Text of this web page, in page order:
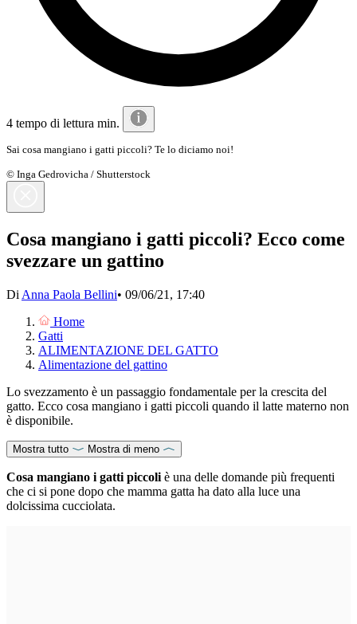
4 tempo di lettura min.
Sai cosa mangiano i gatti piccoli? Te lo diciamo noi!
© Inga Gedrovicha / Shutterstock
Cosa mangiano i gatti piccoli? Ecco come
svezzare un gattino
Di Anna Paola Bellini• 09/06/21, 17:40
Home
Gatti
ALIMENTAZIONE DEL GATTO
Alimentazione del gattino
Lo svezzamento è un passaggio fondamentale per la crescita del
gatto. Ecco cosa mangiano i gatti piccoli quando il latte materno non
è disponibile.
Mostra tutto Mostra di meno
Cosa mangiano i gatti piccoli è una delle domande più frequenti
che ci si pone dopo che mamma gatta ha dato alla luce una
dolcissima cucciolata.